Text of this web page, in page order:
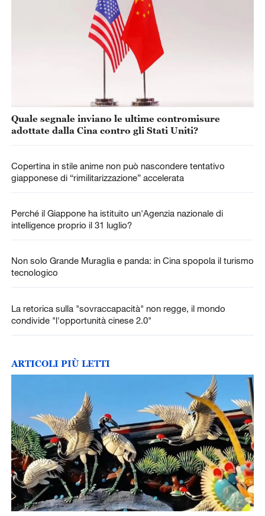
Quale segnale inviano le ultime contromisure
adottate dalla Cina contro gli Stati Uniti?
Copertina in stile anime non può nascondere tentativo
giapponese di “rimilitarizzazione” accelerata
Perché il Giappone ha istituito un'Agenzia nazionale di
intelligence proprio il 31 luglio?
Non solo Grande Muraglia e panda: in Cina spopola il turismo
tecnologico
La retorica sulla "sovraccapacità" non regge, il mondo
condivide "l'opportunità cinese 2.0"
ARTICOLI PIÙ LETTI